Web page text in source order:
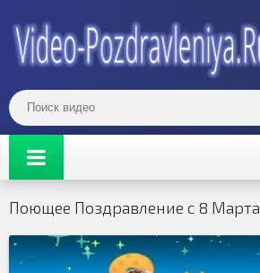
Поющее Поздравление с 8 Марта